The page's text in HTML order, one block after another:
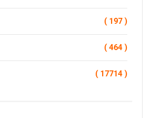
( 197 )
( 464 )
( 17714 )